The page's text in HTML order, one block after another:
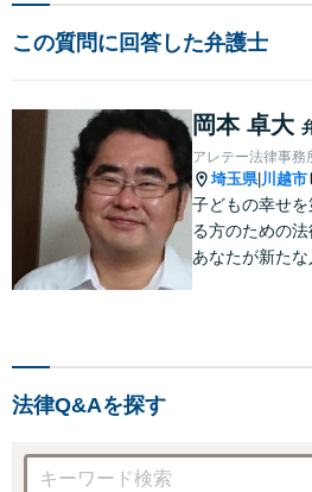
この質問に回答した弁護士
岡本 卓大
アレテー法律事務
埼玉県| 川越市
子どもの幸せを
る方のための法
あなたが新たな
法律Q&Aを探す